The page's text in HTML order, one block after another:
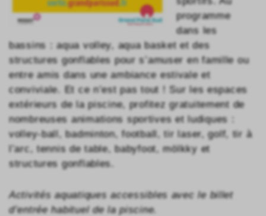
programme
dans les
bassins : aqua volley, aqua basket et des
structures gonflables pour s’amuser en famille ou
entre amis dans une ambiance estivale et
conviviale. Et ce n’est pas tout ! Sur les espaces
extérieurs de la piscine, profitez gratuitement de
nombreuses animations sportives et ludiques :
volley-ball, badminton, football, tir laser, golf, tir à
l’arc, tennis de table, babyfoot, mölkky et
structures gonflables.
Activités aquatiques accessibles avec le billet
d’entrée habituel de la piscine.